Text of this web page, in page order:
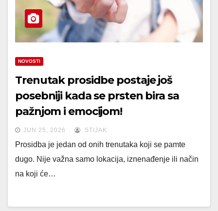
NOVOSTI
Trenutak prosidbe postaje još
posebniji kada se prsten bira sa
pažnjom i emocijom!
JUN 25, 2026 STIJAK
Prosidba je jedan od onih trenutaka koji se pamte
dugo. Nije važna samo lokacija, iznenađenje ili način
na koji će…